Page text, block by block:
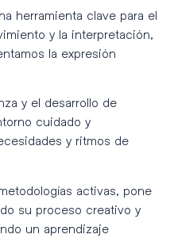
herramienta clave para el
y la interpretación,
la expresión
y el desarrollo de
cuidado y
y ritmos de
activas, pone
su proceso creativo y
un aprendizaje